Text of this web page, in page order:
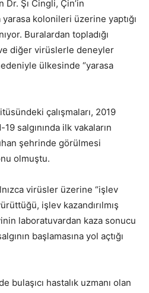
Şı Cingli, Çin’in
kolonileri üzerine yaptığı
Buralardan topladığı
diğer virüslerle deneyler
ülkesinde “yarasa
çalışmaları, 2019
salgınında ilk vakaların
şehrinde görülmesi
olmuştu.
virüsler üzerine “işlev
işlev kazandırılmış
laboratuvardan kaza sonucu
başlamasına yol açtığı
bulaşıcı hastalık uzmanı olan